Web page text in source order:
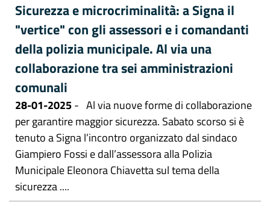
Sicurezza e microcriminalità: a Signa il
"vertice" con gli assessori e i comandanti
della polizia municipale. Al via una
collaborazione tra sei amministrazioni
comunali
28-01-2025- Al via nuove forme di collaborazione
per garantire maggior sicurezza. Sabato scorso si è
tenuto a Signa l’incontro organizzato dal sindaco
Giampiero Fossi e dall’assessora alla Polizia
Municipale Eleonora Chiavetta sul tema della
sicurezza ....